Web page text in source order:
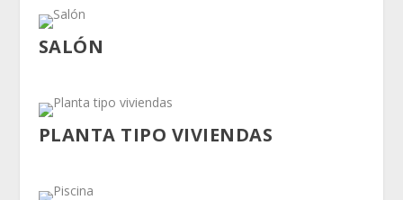
SALÓN
PLANTA TIPO VIVIENDAS